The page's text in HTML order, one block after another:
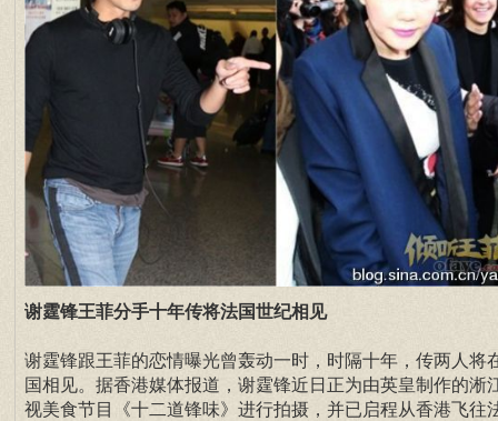
谢霆锋王菲分手十年传将法国世纪相见
谢霆锋跟王菲的恋情曝光曾轰动一时，时隔十年，传两人将
国相见。据香港媒体报道，谢霆锋近日正为由英皇制作的淅
视美食节目《十二道锋味》进行拍摄，并已启程从香港飞往